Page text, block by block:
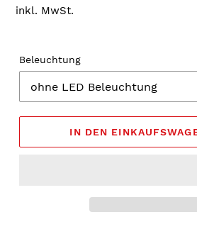
Preis
inkl. MwSt.
Beleuchtung
IN DEN